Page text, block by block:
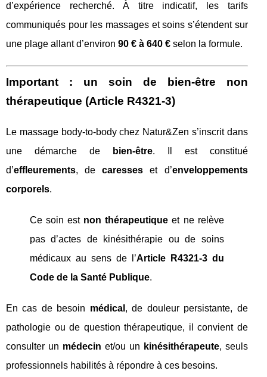
d’expérience recherché. À titre indicatif, les tarifs
communiqués pour les massages et soins s’étendent sur
une plage allant d’environ 90 € à 640 € selon la formule.
Important : un soin de bien-être non
thérapeutique (Article R4321-3)
Le massage body-to-body chez Natur&Zen s’inscrit dans
une démarche de
bien-être. Il est constitué
d’effleurements, decaresses et d’enveloppements
corporels.
Ce soin est non thérapeutique et ne relève
pas d’actes de kinésithérapie ou de soins
médicaux au sens de l’Article R4321-3 du
Code de la Santé Publique.
En cas de besoin médical , de douleur persistante, de
pathologie ou de question thérapeutique, il convient de
consulter un médecin et/ou un kinésithérapeute, seuls
professionnels habilités à répondre à ces besoins.